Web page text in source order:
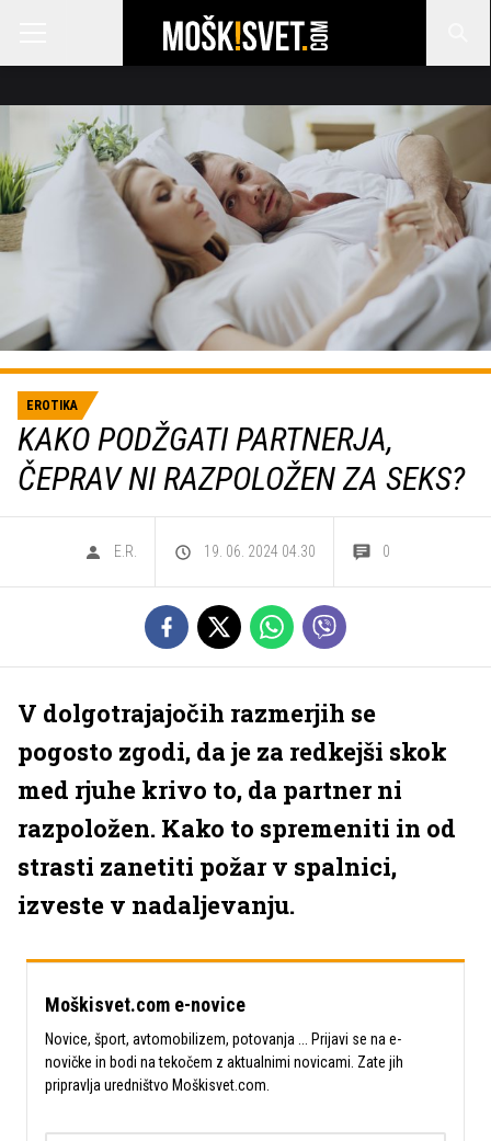
EROTIKA
KAKO PODŽGATI PARTNERJA,
ČEPRAV NI RAZPOLOŽEN ZA SEKS?
E.R. 19. 06. 2024 04.30 0
V dolgotrajajočih razmerjih se
pogosto zgodi, da je za redkejši skok
med rjuhe krivo to, da partner ni
razpoložen. Kako to spremeniti in od
strasti zanetiti požar v spalnici,
izveste v nadaljevanju.
Moškisvet.com e-novice
Novice, šport, avtomobilizem, potovanja ... Prijavi se na e-
novičke in bodi na tekočem z aktualnimi novicami. Zate jih
pripravlja uredništvo Moškisvet.com.